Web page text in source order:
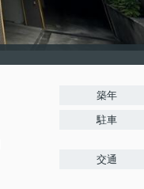
築年
駐車
交通